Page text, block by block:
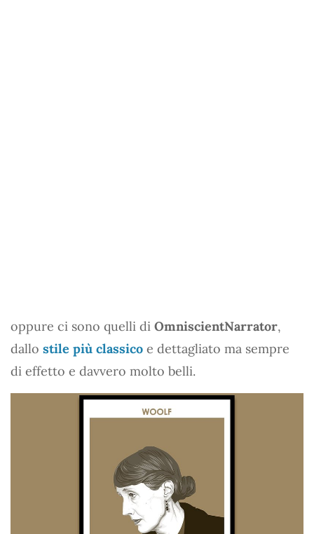
oppure ci sono quelli di OmniscientNarrator,
dallo stile più classico e dettagliato ma sempre
di effetto e davvero molto belli.